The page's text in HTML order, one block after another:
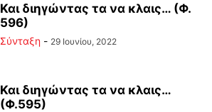
Και διηγώντας τα να κλαις… (Φ.
596)
Σύνταξη - 29 Ιουνίου, 2022
Και διηγώντας τα να κλαις…
(Φ.595)